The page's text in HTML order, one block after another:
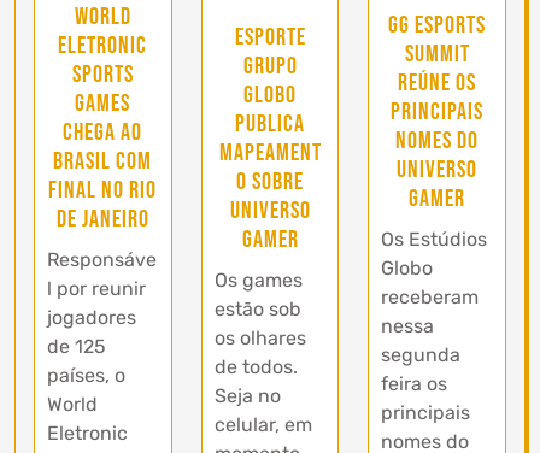
World
Eletronic
Sports
Games
chega ao
Brasil com
final no Rio
de Janeiro
Responsáve
l por reunir
jogadores
de 125
países, o
World
Eletronic
Esporte
Grupo
Globo
publica
mapeament
o sobre
universo
gamer
Os games
estão sob
os olhares
de todos.
Seja no
celular, em
GG eSports
Summit
reúne os
principais
nomes do
universo
gamer
Os Estúdios
Globo
receberam
nessa
segunda
feira os
principais
nomes do